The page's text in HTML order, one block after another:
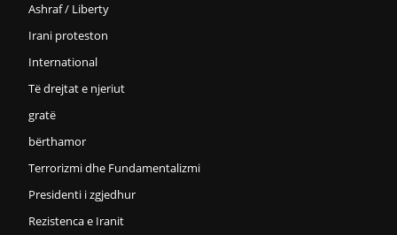
Ashraf / Liberty
Irani proteston
International
Të drejtat e njeriut
gratë
bërthamor
Terrorizmi dhe Fundamentalizmi
Presidenti i zgjedhur
Rezistenca e Iranit